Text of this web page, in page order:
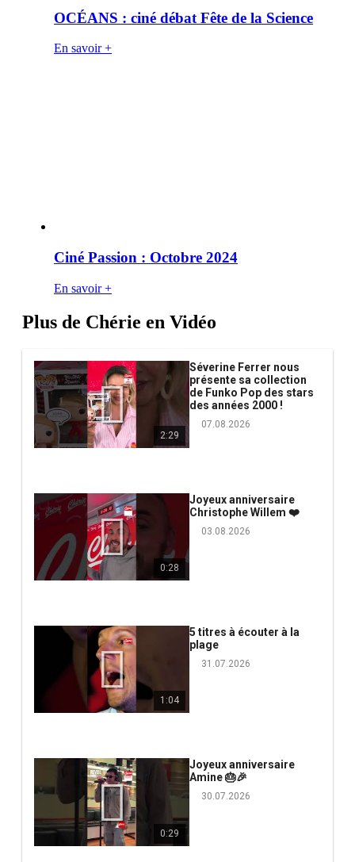
OCÉANS : ciné débat Fête de la Science
En savoir +
Ciné Passion : Octobre 2024
En savoir +
Plus de Chérie en Vidéo
2:29
Séverine Ferrer nous
présente sa collection
de Funko Pop des stars
des années 2000 !
07.08.2026
0:28
Joyeux anniversaire
Christophe Willem ❤️
03.08.2026
1:04
5 titres à écouter à la
plage
31.07.2026
0:29
Joyeux anniversaire
Amine 🎂🎉
30.07.2026